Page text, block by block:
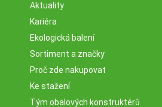
Aktuality
Kariéra
Ekologická balení
Sortiment a značky
Proč zde nakupovat
Ke stažení
Tým obalových konstruktérů